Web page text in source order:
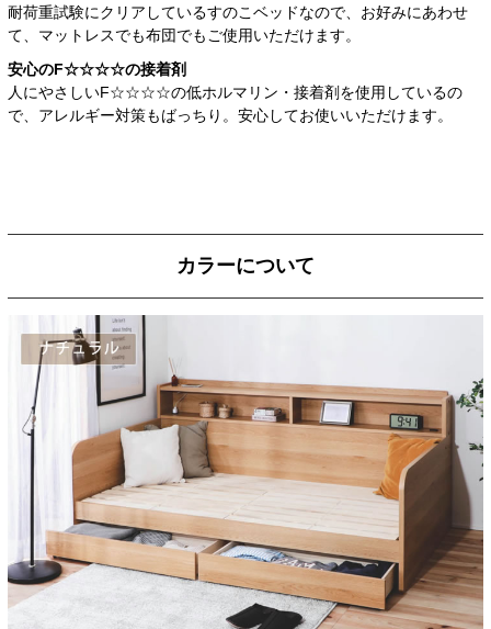
耐荷重試験にクリアしているすのこベッドなので、お好みにあわせ
て、マットレスでも布団でもご使用いただけます。
安心のF☆☆☆☆の接着剤
人にやさしいF☆☆☆☆の低ホルマリン・接着剤を使用しているの
で、アレルギー対策もばっちり。安心してお使いいただけます。
カラーについて